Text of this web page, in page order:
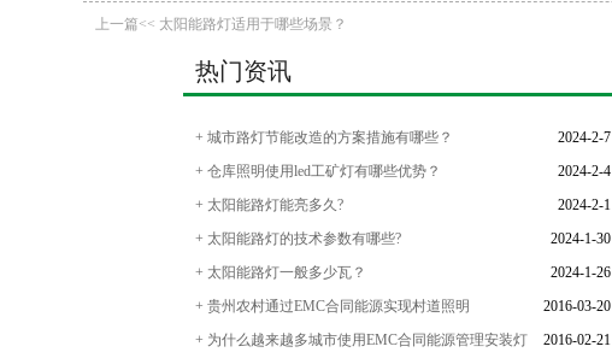
上一篇<< 太阳能路灯适用于哪些场景？
热门资讯
2024-2-7
+ 城市路灯节能改造的方案措施有哪些？
2024-2-4
+ 仓库照明使用led工矿灯有哪些优势？
2024-2-1
+ 太阳能路灯能亮多久?
2024-1-30
+ 太阳能路灯的技术参数有哪些?
2024-1-26
+ 太阳能路灯一般多少瓦？
2016-03-20
+ 贵州农村通过EMC合同能源实现村道照明
2016-02-21
+ 为什么越来越多城市使用EMC合同能源管理安装灯